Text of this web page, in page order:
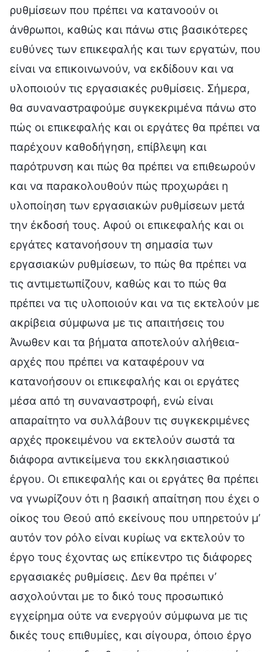
ρυθμίσεων που πρέπει να κατανοούν οι
άνθρωποι, καθώς και πάνω στις βασικότερες
ευθύνες των επικεφαλής και των εργατών, που
είναι να επικοινωνούν, να εκδίδουν και να
υλοποιούν τις εργασιακές ρυθμίσεις. Σήμερα,
θα συναναστραφούμε συγκεκριμένα πάνω στο
πώς οι επικεφαλής και οι εργάτες θα πρέπει να
παρέχουν καθοδήγηση, επίβλεψη και
παρότρυνση και πώς θα πρέπει να επιθεωρούν
και να παρακολουθούν πώς προχωράει η
υλοποίηση των εργασιακών ρυθμίσεων μετά
την έκδοσή τους. Αφού οι επικεφαλής και οι
εργάτες κατανοήσουν τη σημασία των
εργασιακών ρυθμίσεων, το πώς θα πρέπει να
τις αντιμετωπίζουν, καθώς και το πώς θα
πρέπει να τις υλοποιούν και να τις εκτελούν με
ακρίβεια σύμφωνα με τις απαιτήσεις του
Άνωθεν και τα βήματα αποτελούν αλήθεια-
αρχές που πρέπει να καταφέρουν να
κατανοήσουν οι επικεφαλής και οι εργάτες
μέσα από τη συναναστροφή, ενώ είναι
απαραίτητο να συλλάβουν τις συγκεκριμένες
αρχές προκειμένου να εκτελούν σωστά τα
διάφορα αντικείμενα του εκκλησιαστικού
έργου. Οι επικεφαλής και οι εργάτες θα πρέπει
να γνωρίζουν ότι η βασική απαίτηση που έχει ο
οίκος του Θεού από εκείνους που υπηρετούν μ’
αυτόν τον ρόλο είναι κυρίως να εκτελούν το
έργο τους έχοντας ως επίκεντρο τις διάφορες
εργασιακές ρυθμίσεις. Δεν θα πρέπει ν’
ασχολούνται με το δικό τους προσωπικό
εγχείρημα ούτε να ενεργούν σύμφωνα με τις
δικές τους επιθυμίες, και σίγουρα, όποιο έργο